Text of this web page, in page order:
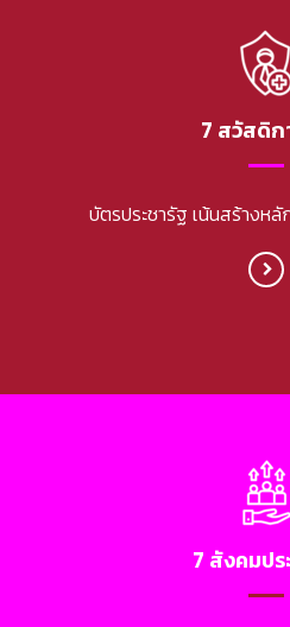
7 สวัสดิก
บัตรประชารัฐ เน้นสร้างห
7 สังคมปร